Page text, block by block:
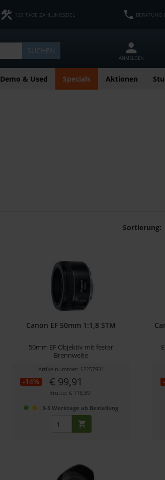
120 TAGE ZAHLUNGSZIEL BERATUNG
SUCHEN
ANMELDEN
Demo & Used Specials Aktionen
Sortierung:
Canon EF 50mm 1:1,8 STM
50mm EF Objektiv mit fester
Brennweite
Artikelnummer: 12257931
-14% € 99,91
Brutto: € 118,89
3-5 Werktage ab Bestellung